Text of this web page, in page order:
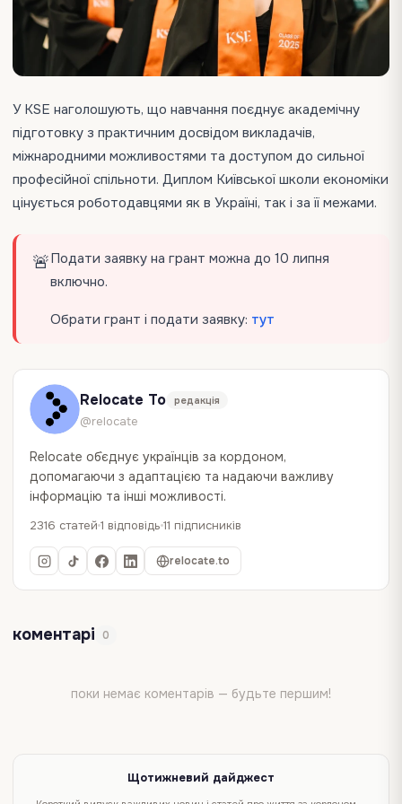
У KSE наголошують, що навчання поєднує академічну
підготовку з практичним досвідом викладачів,
міжнародними можливостями та доступом до сильної
професійної спільноти. Диплом Київської школи економіки
цінується роботодавцями як в Україні, так і за її межами.
🚨Подати заявку на грант можна до 10 липня
включно.
Обрати грант і подати заявку: тут
Relocate To редакція
@relocate
Relocate об`єднує українців за кордоном,
допомагаючи з адаптацією та надаючи важливу
інформацію та інші можливості.
2316 статей 1 відповідь 11 підписників
relocate.to
коментарі 0
поки немає коментарів — будьте першим!
Щотижневий дайджест